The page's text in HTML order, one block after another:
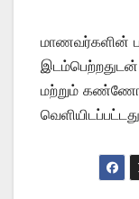
மாணவர்களின்
இடம்பெற்றதுடன்
மற்றும்